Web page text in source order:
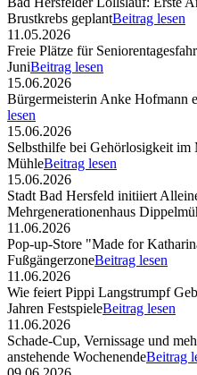
Brustkrebs geplantBeitrag lesen
11.05.2026
Freie Plätze für
JuniBeitrag lesen
15.06.2026
Bürgermeisterin Anke Hofmann
lesen
15.06.2026
Selbsthilfe bei Gehörlosigkeit
MühleBeitrag lesen
15.06.2026
Stadt Bad Hersfeld initiiert
Mehrgenerationenhaus
11.06.2026
Pop-up-Store "Made for
FußgängerzoneBeitrag lesen
11.06.2026
Wie feiert Pippi Langstrumpf
Jahren FestspieleBeitrag lesen
11.06.2026
Schade-Cup, Vernissage und
anstehende WochenendeBeitrag